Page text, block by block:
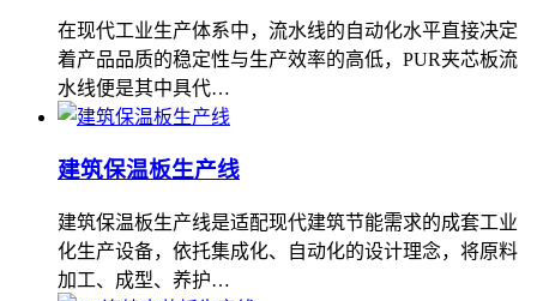
在现代工业生产体系中，流水线的自动化水平直接决定
着产品品质的稳定性与生产效率的高低，PUR夹芯板流
水线便是其中具代…
建筑保温板生产线
建筑保温板生产线是适配现代建筑节能需求的成套工业
化生产设备，依托集成化、自动化的设计理念，将原料
加工、成型、养护…